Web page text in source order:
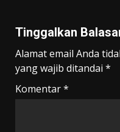
Tinggalkan
Alamat email Anda
yang wajib ditandai *
Komentar*